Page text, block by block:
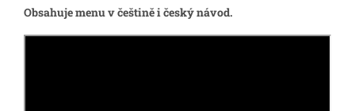
Obsahuje menu v češtině i český návod.